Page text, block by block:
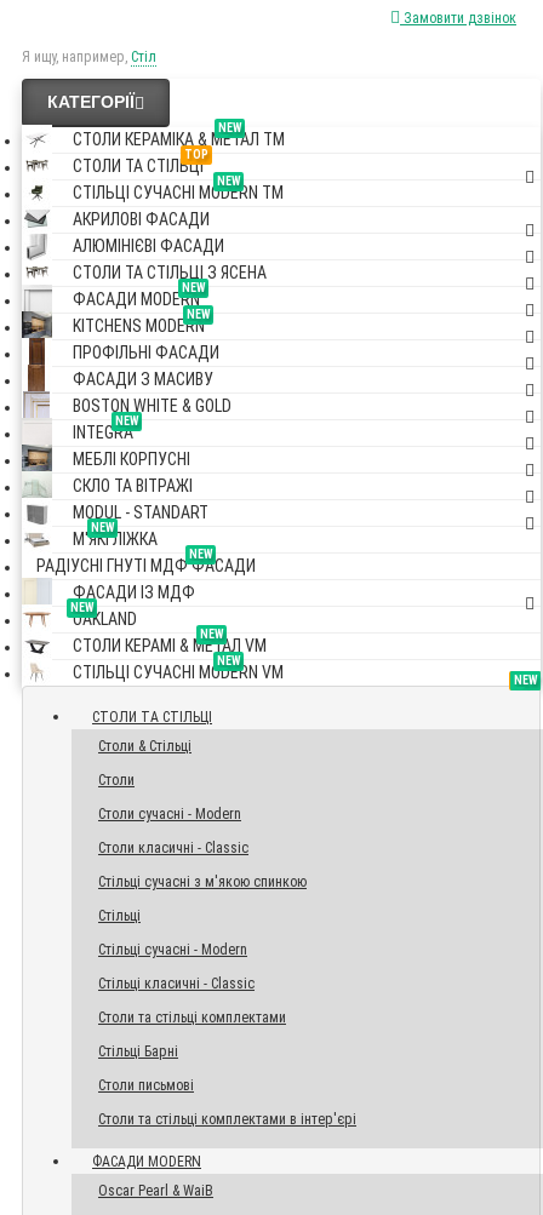
Замовити дзвінок
Я ищу, например, Стіл
КАТЕГОРІЇ
NEW
СТОЛИ КЕРАМІКА & МЕТАЛ TM
TOP
СТОЛИ ТА СТІЛЬЦІ
NEW
СТІЛЬЦІ СУЧАСНІ MODERN TM
АКРИЛОВІ ФАСАДИ
АЛЮМІНІЄВІ ФАСАДИ
СТОЛИ ТА СТІЛЬЦІ З ЯСЕНА
NEW
ФАСАДИ MODERN
NEW
KITCHENS MODERN
ПРОФІЛЬНІ ФАСАДИ
ФАСАДИ З МАСИВУ
BOSTON WHITE & GOLD
NEW
INTEGRA
МЕБЛІ КОРПУСНІ
СКЛО ТА ВІТРАЖІ
MODUL - STANDART
NEW
М'ЯКІ ЛІЖКА
NEW
РАДІУСНІ ГНУТІ МДФ ФАСАДИ
ФАСАДИ ІЗ МДФ
NEW
OAKLAND
NEW
СТОЛИ КЕРАМІ & МЕТАЛ VM
NEW
СТІЛЬЦІ СУЧАСНІ MODERN VM TOP
СТОЛИ ТА СТІЛЬЦІ
Столи & Стільці
Столи
Столи сучасні - Modern
Столи класичні - Classic
Стільці сучасні з м'якою спинкою
Стільці
Стільці сучасні - Modern
Стільці класичні - Classic
Столи та стільці комплектами
Стільці Барні
Столи письмові
Столи та стільці комплектами в інтер'єрі
NEW
ФАСАДИ MODERN
Oscar Pearl & WaiB
NEW
NEW